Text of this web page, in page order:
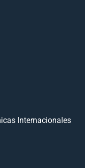
Internacionales